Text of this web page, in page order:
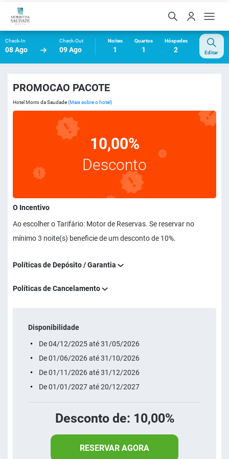
Check-In
08 Ago
Check-Out
09 Ago
Noites
1
Quartos
1
Hóspedes
2 Editar
PROMOCAO PACOTE
Hotel Morro da Saudade(Mais sobre o hotel)
10,00%
Desconto
O Incentivo
Ao escolher o Tarifário: Motor de Reservas. Se reservar no
mínimo 3 noite(s) beneficie de um desconto de 10%.
Políticas de Depósito / Garantia
Políticas de Cancelamento
Disponibilidade
De 04/12/2025 até 31/05/2026
De 01/06/2026 até 31/10/2026
De 01/11/2026 até 31/12/2026
De 01/01/2027 até 20/12/2027
Desconto de: 10,00%
RESERVAR AGORA